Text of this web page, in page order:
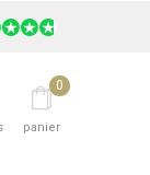
panier
0